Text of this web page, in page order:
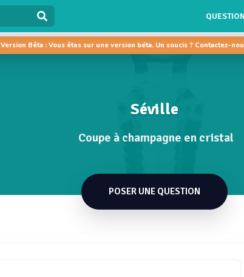
Version Bêta : Vous êtes sur une version béta. Un soucis ? Contactez-
Séville
Coupe à champagne en cristal
POSER UNE QUESTION